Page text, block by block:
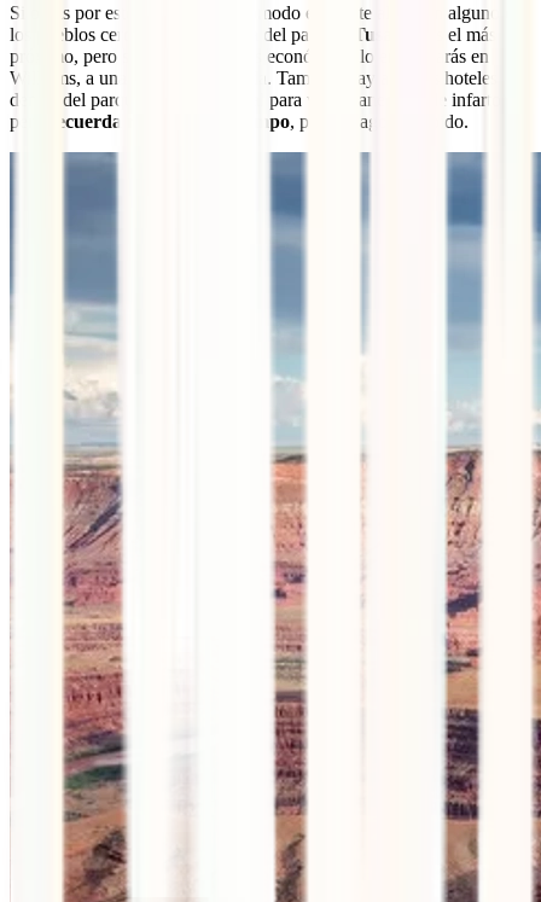
Si optas por este viaje, lo más cómodo es que te alojes en alguno de
los pueblos cercanos a la entrada del parque.
Tusayan
es el más
próximo, pero si buscas algo más económico, lo encontrarás en
Williams, a una hora de la entrada. También hay algunos hoteles
dentro del parque (la opción ideal para ver amaneceres de infarto),
pero
recuerda reservar con tiempo, pues se agotan rápido.